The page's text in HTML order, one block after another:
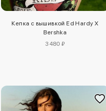
Кепка с вышивкой Ed Hardy X
Bershka
3480 ₽